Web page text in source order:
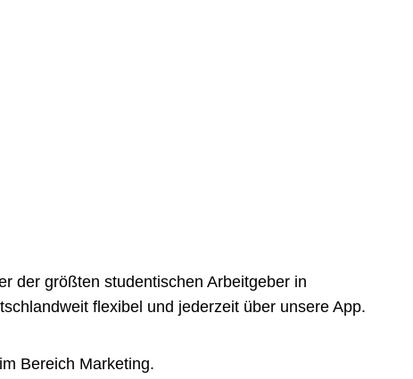
der größten studentischen Arbeitgeber in
flexibel und jederzeit über unsere App.
Bereich Marketing.